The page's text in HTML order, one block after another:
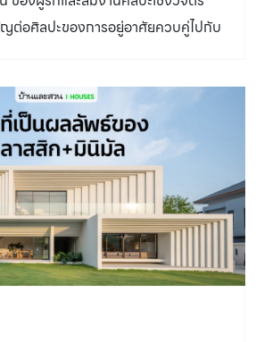
ต่อศิลปะของการอยู่อาศัยควบคู่ไปกับ
ในตัวเองและผสมผสานเชื่อมต่อกันเป็น
แตกต่างไป